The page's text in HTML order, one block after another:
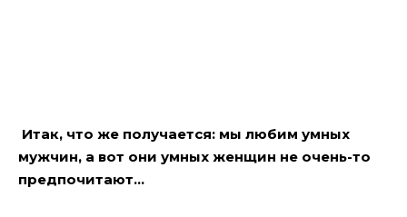
Итак, что же получается: мы любим умных
мужчин, а вот они умных женщин не очень-то
предпочитают…